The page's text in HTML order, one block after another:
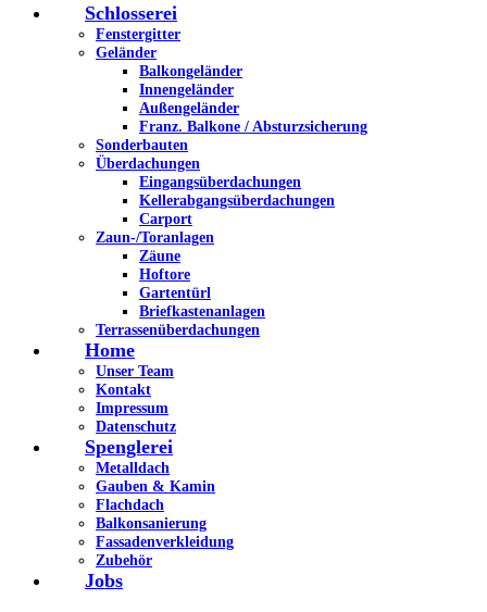
Schlosserei
Fenstergitter
Geländer
Balkongeländer
Innengeländer
Außengeländer
Franz. Balkone / Absturzsicherung
Sonderbauten
Überdachungen
Eingangsüberdachungen
Kellerabgangsüberdachungen
Carport
Zaun-/Toranlagen
Zäune
Hoftore
Gartentürl
Briefkastenanlagen
Terrassenüberdachungen
Home
Unser Team
Kontakt
Impressum
Datenschutz
Spenglerei
Metalldach
Gauben & Kamin
Flachdach
Balkonsanierung
Fassadenverkleidung
Zubehör
Jobs